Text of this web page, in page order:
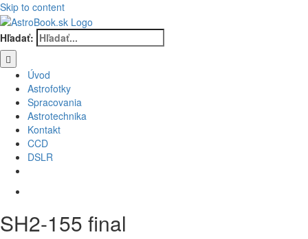
Skip to content
Hľadať:
Úvod
Astrofotky
Spracovania
Astrotechnika
Kontakt
CCD
DSLR
SH2-155 final